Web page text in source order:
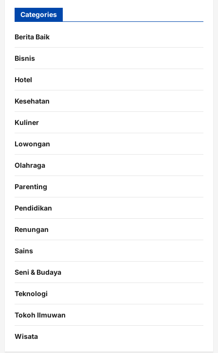
Categories
Berita Baik
Bisnis
Hotel
Kesehatan
Kuliner
Lowongan
Olahraga
Parenting
Pendidikan
Renungan
Sains
Seni & Budaya
Teknologi
Tokoh Ilmuwan
Wisata